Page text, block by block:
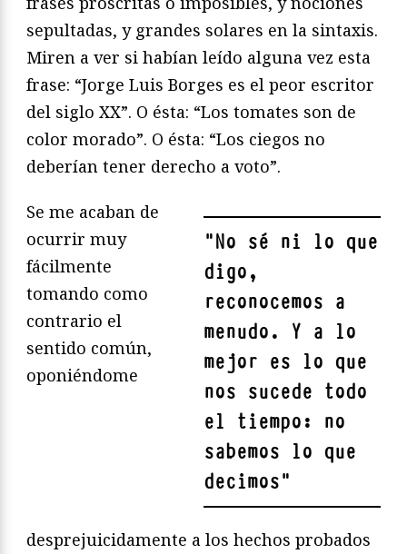
sepultadas, y grandes solares en la sintaxis.
Miren a ver si habían leído alguna vez esta
frase: “Jorge Luis Borges es el peor escritor
del siglo XX”. O ésta: “Los tomates son de
color morado”. O ésta: “Los ciegos no
deberían tener derecho a voto”.
"No sé ni lo que
digo,
reconocemos a
menudo. Y a lo
mejor es lo que
nos sucede todo
el tiempo: no
sabemos lo que
decimos"
Se me acaban de
ocurrir muy
fácilmente
tomando como
contrario el
sentido común,
oponiéndome
desprejuicidamente a los hechos probados